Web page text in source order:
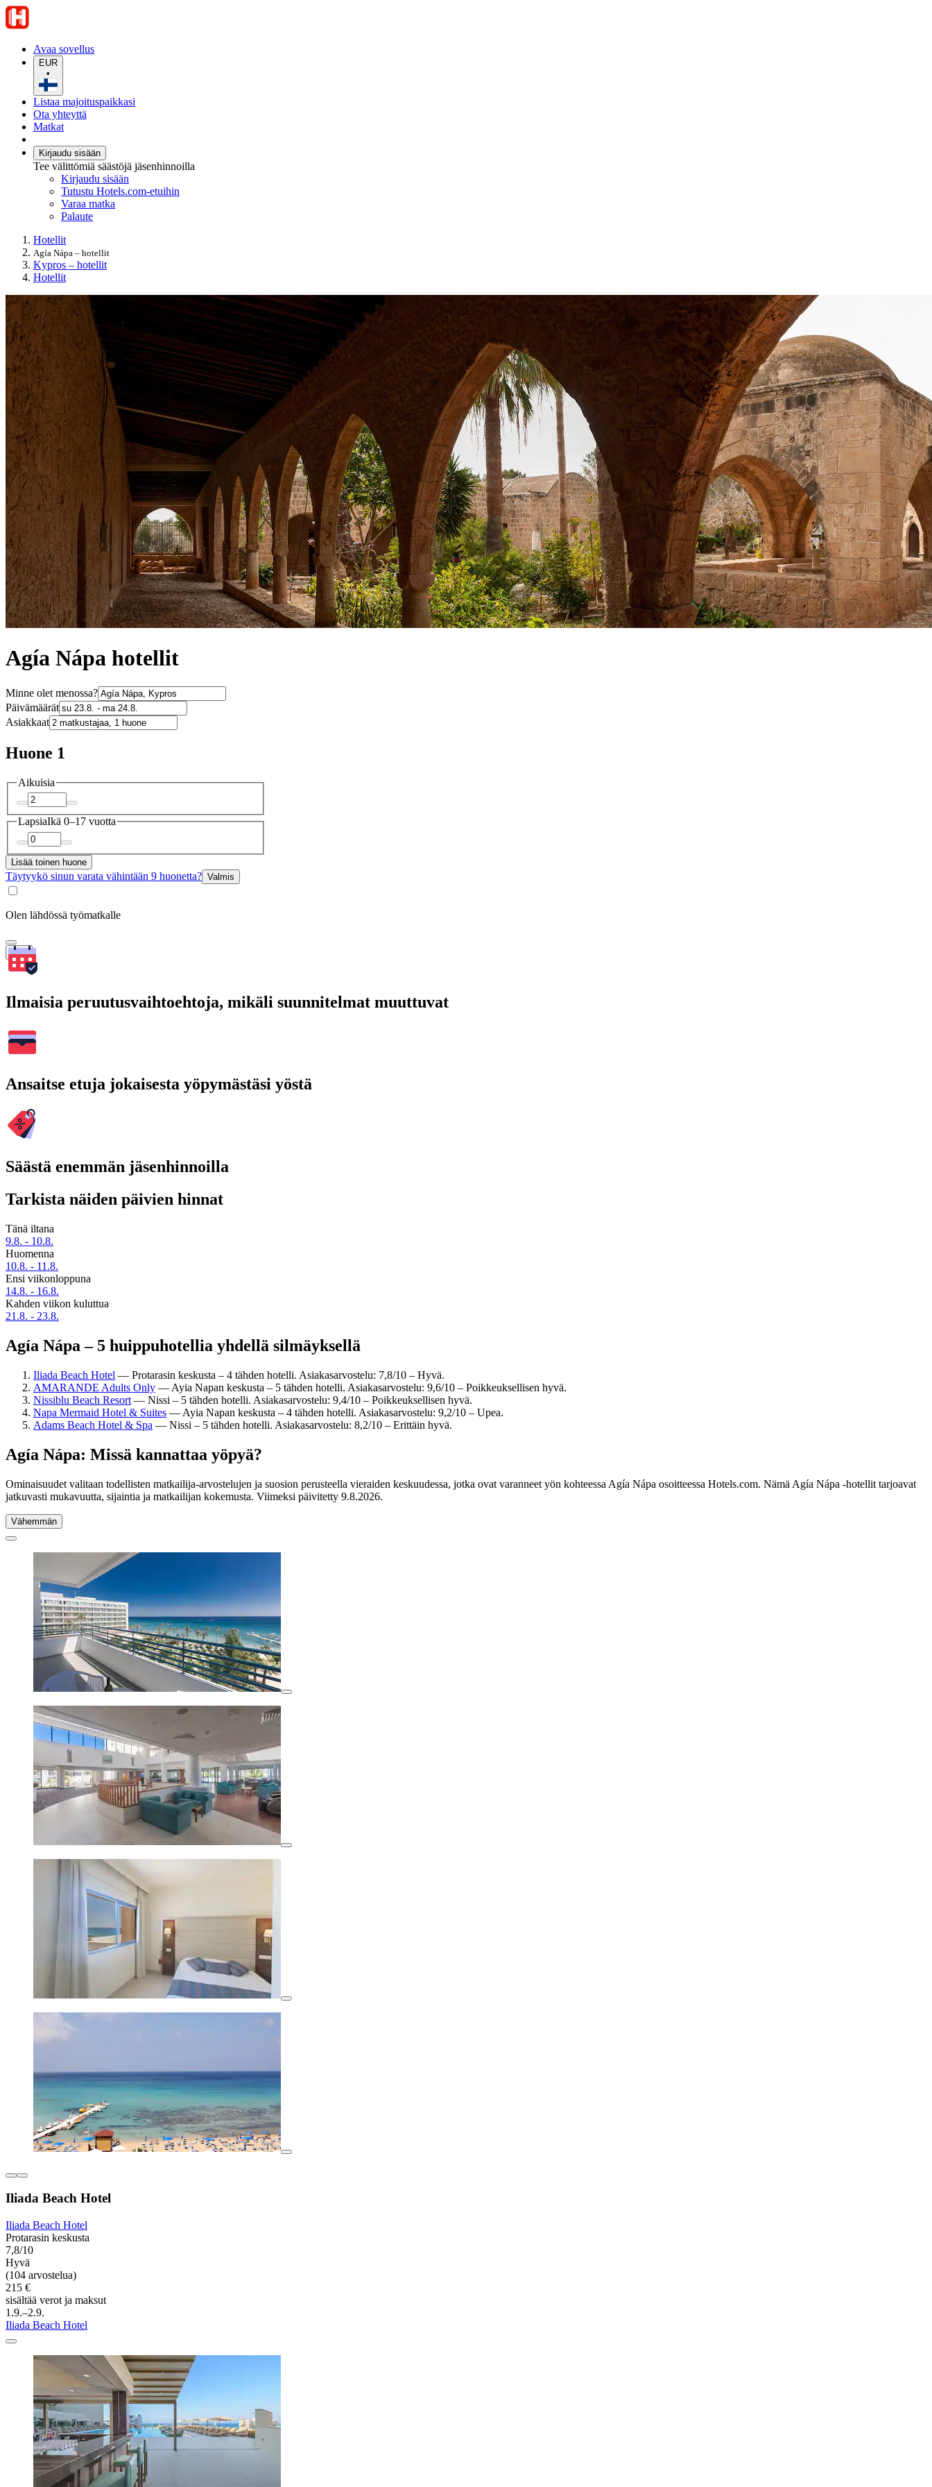
Avaa sovellus
EUR
•
Listaa majoituspaikkasi
Ota yhteyttä
Matkat
Kirjaudu sisään
Tee välittömiä säästöjä jäsenhinnoilla
Kirjaudu sisään
Tutustu Hotels.com-etuihin
Varaa matka
Palaute
Hotellit
Agía Nápa – hotellit
Kypros – hotellit
Hotellit
Agía Nápa hotellit
Minne olet menossa?
Päivämäärät
Asiakkaat
Huone 1
Aikuisia
LapsiaIkä 0–17 vuotta
Lisää toinen huone
Täytyykö sinun varata vähintään 9 huonetta? Valmis
Olen lähdössä työmatkalle
Hae
Ilmaisia peruutusvaihtoehtoja, mikäli suunnitelmat muuttuvat
Ansaitse etuja jokaisesta yöpymästäsi yöstä
Säästä enemmän jäsenhinnoilla
Tarkista näiden päivien hinnat
Tänä iltana
9.8. - 10.8.
Huomenna
10.8. - 11.8.
Ensi viikonloppuna
14.8. - 16.8.
Kahden viikon kuluttua
21.8. - 23.8.
Agía Nápa – 5 huippuhotellia yhdellä silmäyksellä
Iliada Beach Hotel — Protarasin keskusta – 4 tähden hotelli. Asiakasarvostelu: 7,8/10 – Hyvä.
AMARANDE Adults Only — Ayia Napan keskusta – 5 tähden hotelli. Asiakasarvostelu: 9,6/10 – Poikkeuksellisen hyvä.
Nissiblu Beach Resort — Nissi – 5 tähden hotelli. Asiakasarvostelu: 9,4/10 – Poikkeuksellisen hyvä.
Napa Mermaid Hotel & Suites — Ayia Napan keskusta – 4 tähden hotelli. Asiakasarvostelu: 9,2/10 – Upea.
Adams Beach Hotel & Spa — Nissi – 5 tähden hotelli. Asiakasarvostelu: 8,2/10 – Erittäin hyvä.
Agía Nápa: Missä kannattaa yöpyä?
Ominaisuudet valitaan todellisten matkailija-arvostelujen ja suosion perusteella vieraiden keskuudessa, jotka ovat varanneet yön kohteessa Agía Nápa osoitteessa Hotels.com. Nämä Agía Nápa -hotellit tarjoavat
jatkuvasti mukavuutta, sijaintia ja matkailijan kokemusta. Viimeksi päivitetty 9.8.2026.
Vähemmän
Iliada Beach Hotel
Iliada Beach Hotel
Protarasin keskusta
7,8/10
Hyvä
(104 arvostelua)
215 €
sisältää verot ja maksut
1.9.–2.9.
Iliada Beach Hotel